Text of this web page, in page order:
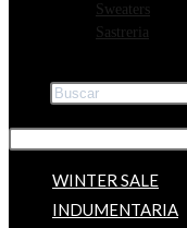
Sweaters
Sastreria
WINTER SALE
INDUMENTARIA